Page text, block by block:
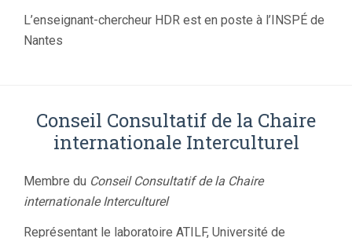
L’enseignant-chercheur HDR est en poste à l’INSPÉ de
Nantes
Conseil Consultatif de la Chaire
internationale Interculturel
Membre du Conseil Consultatif de la Chaire
internationaleInterculturel
Représentant le laboratoire ATILF, Université de